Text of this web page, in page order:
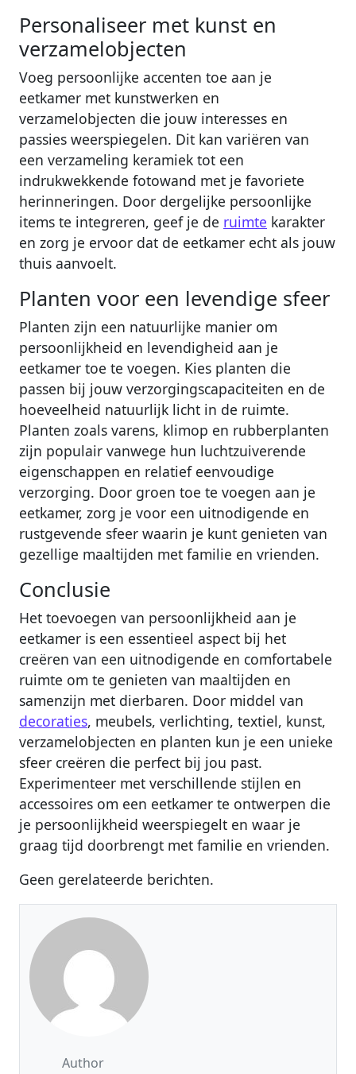
Personaliseer met kunst en
verzamelobjecten
Voeg persoonlijke accenten toe aan je
eetkamer met kunstwerken en
verzamelobjecten die jouw interesses en
passies weerspiegelen. Dit kan variëren van
een verzameling keramiek tot een
indrukwekkende fotowand met je favoriete
herinneringen. Door dergelijke persoonlijke
items te integreren, geef je de ruimte karakter
en zorg je ervoor dat de eetkamer echt als jouw
thuis aanvoelt.
Planten voor een levendige sfeer
Planten zijn een natuurlijke manier om
persoonlijkheid en levendigheid aan je
eetkamer toe te voegen. Kies planten die
passen bij jouw verzorgingscapaciteiten en de
hoeveelheid natuurlijk licht in de ruimte.
Planten zoals varens, klimop en rubberplanten
zijn populair vanwege hun luchtzuiverende
eigenschappen en relatief eenvoudige
verzorging. Door groen toe te voegen aan je
eetkamer, zorg je voor een uitnodigende en
rustgevende sfeer waarin je kunt genieten van
gezellige maaltijden met familie en vrienden.
Conclusie
Het toevoegen van persoonlijkheid aan je
eetkamer is een essentieel aspect bij het
creëren van een uitnodigende en comfortabele
ruimte om te genieten van maaltijden en
samenzijn met dierbaren. Door middel van
decoraties, meubels, verlichting, textiel, kunst,
verzamelobjecten en planten kun je een unieke
sfeer creëren die perfect bij jou past.
Experimenteer met verschillende stijlen en
accessoires om een eetkamer te ontwerpen die
je persoonlijkheid weerspiegelt en waar je
graag tijd doorbrengt met familie en vrienden.
Geen gerelateerde berichten.
Author